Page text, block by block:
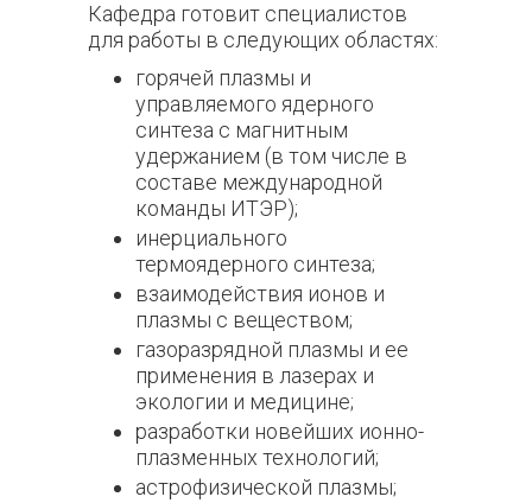
Кафедра готовит специалистов
для работы в следующих областях:
горячей плазмы и
управляемого ядерного
синтеза с магнитным
удержанием (в том числе в
составе международной
команды ИТЭР);
инерциального
термоядерного синтеза;
взаимодействия ионов и
плазмы с веществом;
газоразрядной плазмы и ее
применения в лазерах и
экологии и медицине;
разработки новейших ионно-
плазменных технологий;
астрофизической плазмы;